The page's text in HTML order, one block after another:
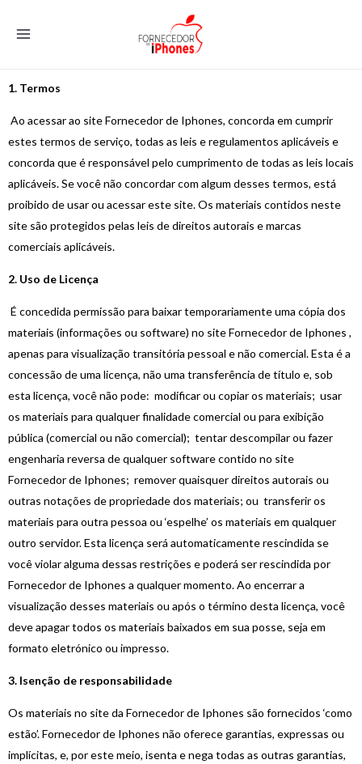
1. Termos
Ao acessar ao site Fornecedor de Iphones, concorda em cumprir
estes termos de serviço, todas as leis e regulamentos aplicáveis e
concorda que é responsável pelo cumprimento de todas as leis locais
aplicáveis. Se você não concordar com algum desses termos, está
proibido de usar ou acessar este site. Os materiais contidos neste
site são protegidos pelas leis de direitos autorais e marcas
comerciais aplicáveis.
2. Uso de Licença
É concedida permissão para baixar temporariamente uma cópia dos
materiais (informações ou software) no site Fornecedor de Iphones ,
apenas para visualização transitória pessoal e não comercial. Esta é a
concessão de uma licença, não uma transferência de título e, sob
esta licença, você não pode: modificar ou copiar os materiais; usar
os materiais para qualquer finalidade comercial ou para exibição
pública (comercial ou não comercial); tentar descompilar ou fazer
engenharia reversa de qualquer software contido no site
Fornecedor de Iphones; remover quaisquer direitos autorais ou
outras notações de propriedade dos materiais; ou transferir os
materiais para outra pessoa ou ‘espelhe’ os materiais em qualquer
outro servidor. Esta licença será automaticamente rescindida se
você violar alguma dessas restrições e poderá ser rescindida por
Fornecedor de Iphones a qualquer momento. Ao encerrar a
visualização desses materiais ou após o término desta licença, você
deve apagar todos os materiais baixados em sua posse, seja em
formato eletrónico ou impresso.
3. Isenção de responsabilidade
Os materiais no site da Fornecedor de Iphones são fornecidos ‘como
estão’. Fornecedor de Iphones não oferece garantias, expressas ou
implícitas, e, por este meio, isenta e nega todas as outras garantias,